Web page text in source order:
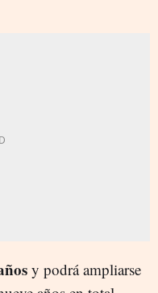
y podrá ampliarse